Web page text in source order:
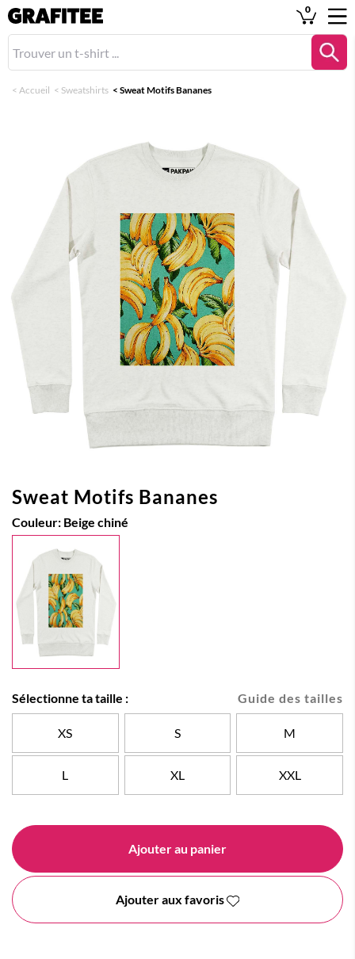
0
< Accueil < Sweatshirts < Sweat Motifs Bananes
Sweat Motifs Bananes
Couleur: Beige chiné
Guide des tailles
Sélectionne ta taille :
XS S M
L XL XXL
Ajouter au panier
Ajouter aux favoris